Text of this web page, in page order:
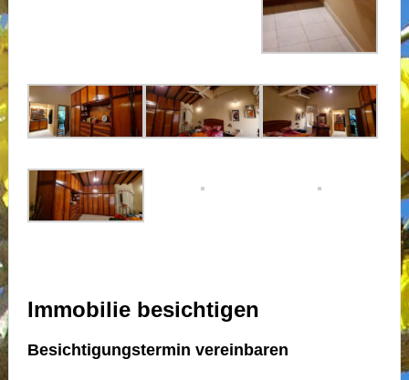
Immobilie besichtigen
Besichtigungstermin vereinbaren